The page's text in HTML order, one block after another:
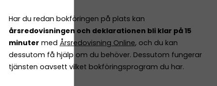
Har du redan bokföringen på plats kan
årsredovisningen och deklarationen bli klar på 15
minuter med Årsredovisning Online, och du kan
dessutom få hjälp om du behöver. Dessutom fungerar
tjänsten oavsett vilket bokföringsprogram du har.